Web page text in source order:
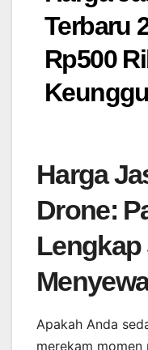
Terbaru
Rp500
Harga
Drone:
Lengkap
Apakah Anda
merekam